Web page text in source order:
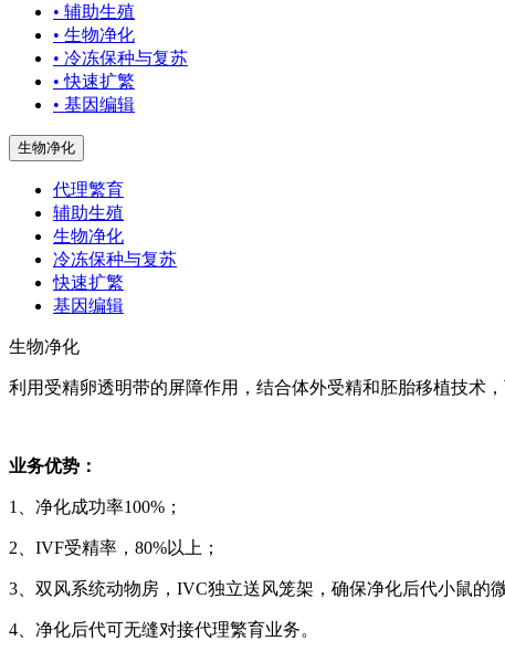
• 辅助生殖
• 生物净化
• 冷冻保种与复苏
• 快速扩繁
• 基因编辑
生物净化
代理繁育
辅助生殖
生物净化
冷冻保种与复苏
快速扩繁
基因编辑
生物净化
利用受精卵透明带的屏障作用，结合体外受精和胚胎移植技术
业务优势：
1、净化成功率100%；
2、IVF受精率，80%以上；
3、双风系统动物房，IVC独立送风笼架，确保净化后代小鼠的
4、净化后代可无缝对接代理繁育业务。